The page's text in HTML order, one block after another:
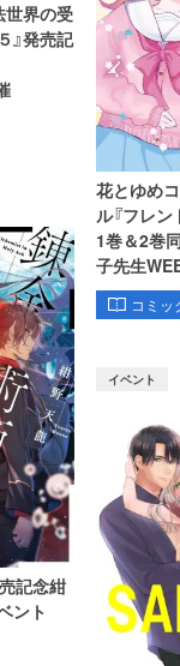
世界の受
』発売記
花とゆめ
ル『フレン
1巻＆2巻
子先生
コミッ
記念紺
ント
イベント